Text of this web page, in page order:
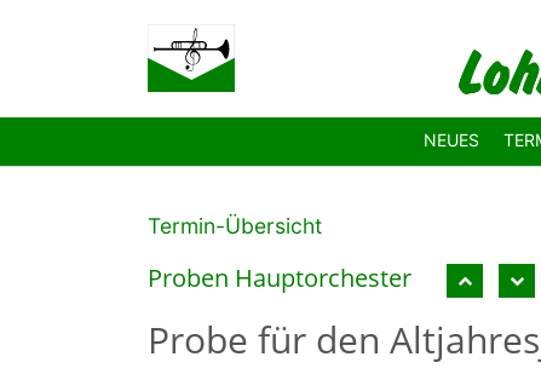
NEUES
Termin-Übersicht
Proben Hauptor­chester
Probe für den